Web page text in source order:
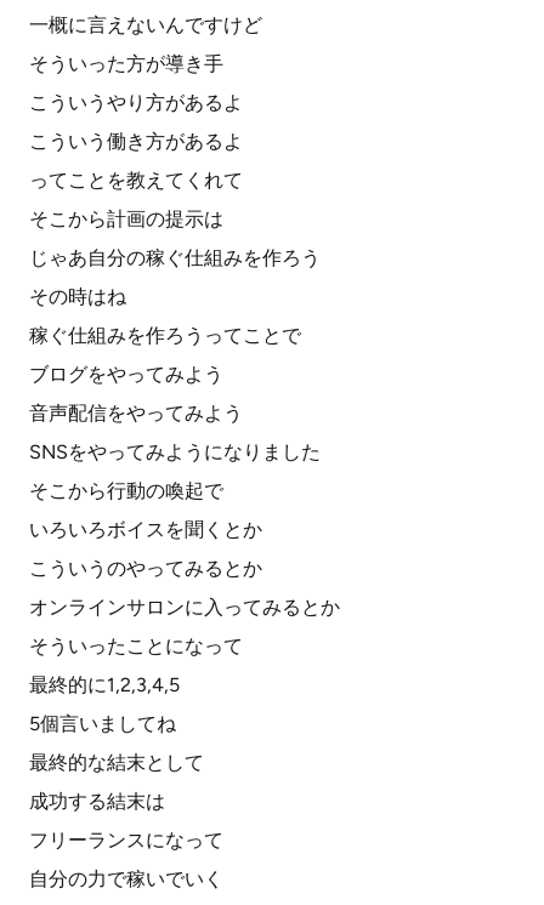
一概に言えないんですけど
そういった方が導き手
こういうやり方があるよ
こういう働き方があるよ
ってことを教えてくれて
そこから計画の提示は
じゃあ自分の稼ぐ仕組みを作ろう
その時はね
稼ぐ仕組みを作ろうってことで
ブログをやってみよう
音声配信をやってみよう
SNSをやってみようになりました
そこから行動の喚起で
いろいろボイスを聞くとか
こういうのやってみるとか
オンラインサロンに入ってみるとか
そういったことになって
最終的に1,2,3,4,5
5個言いましてね
最終的な結末として
成功する結末は
フリーランスになって
自分の力で稼いでいく